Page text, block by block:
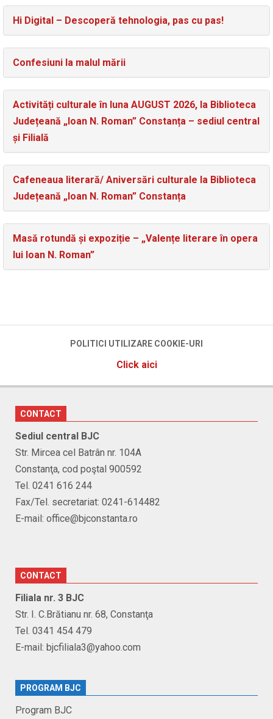
Hi Digital – Descoperă tehnologia, pas cu pas!
Confesiuni la malul mării
Activități culturale în luna AUGUST 2026, la Biblioteca
Județeană „Ioan N. Roman” Constanța – sediul central
și Filială
Cafeneaua literară/ Aniversări culturale la Biblioteca
Județeană „Ioan N. Roman” Constanța
Masă rotundă și expoziție – „Valențe literare în opera
lui Ioan N. Roman”
POLITICI UTILIZARE COOKIE-URI
Click aici
CONTACT
Sediul central BJC
Str. Mircea cel Batrân nr. 104A
Constanţa, cod poştal 900592
Tel. 0241 616 244
Fax/Tel. secretariat: 0241-614482
E-mail: office@bjconstanta.ro
CONTACT
Filiala nr. 3 BJC
Str. I. C.Brătianu nr. 68, Constanţa
Tel. 0341 454 479
E-mail: bjcfiliala3@yahoo.com
PROGRAM BJC
Program BJC